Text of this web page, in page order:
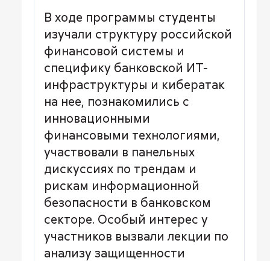
В ходе программы студенты
изучали структуру российской
финансовой системы и
специфику банковской ИТ-
инфраструктуры и кибератак
на нее, познакомились с
инновационными
финансовыми технологиями,
участвовали в панельных
дискуссиях по трендам и
рискам информационной
безопасности в банковском
секторе. Особый интерес у
участников вызвали лекции по
анализу защищенности